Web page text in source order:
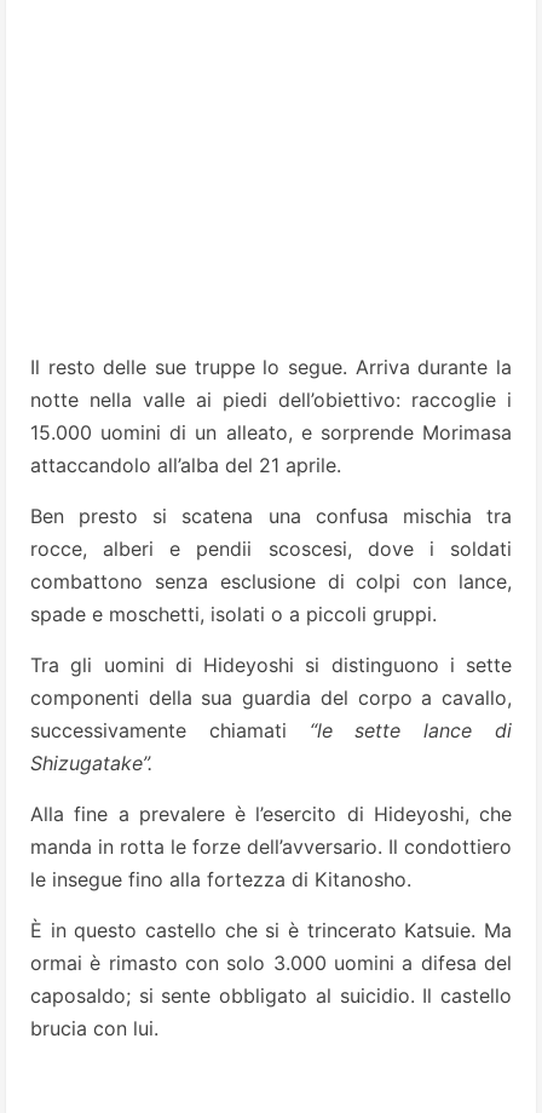
Il resto delle sue truppe lo segue. Arriva durante la
notte nella valle ai piedi dell’obiettivo: raccoglie i
15.000 uomini di un alleato, e sorprende Morimasa
attaccandolo all’alba del 21 aprile.
Ben presto si scatena una confusa mischia tra
rocce, alberi e pendii scoscesi, dove i soldati
combattono senza esclusione di colpi con lance,
spade e moschetti, isolati o a piccoli gruppi.
Tra gli uomini di Hideyoshi si distinguono i sette
componenti della sua guardia del corpo a cavallo,
successivamente chiamati “le sette lance di
Shizugatake”.
Alla fine a prevalere è l’esercito di Hideyoshi, che
manda in rotta le forze dell’avversario. Il condottiero
le insegue fino alla fortezza di Kitanosho.
È in questo castello che si è trincerato Katsuie. Ma
ormai è rimasto con solo 3.000 uomini a difesa del
caposaldo; si sente obbligato al suicidio. Il castello
brucia con lui.